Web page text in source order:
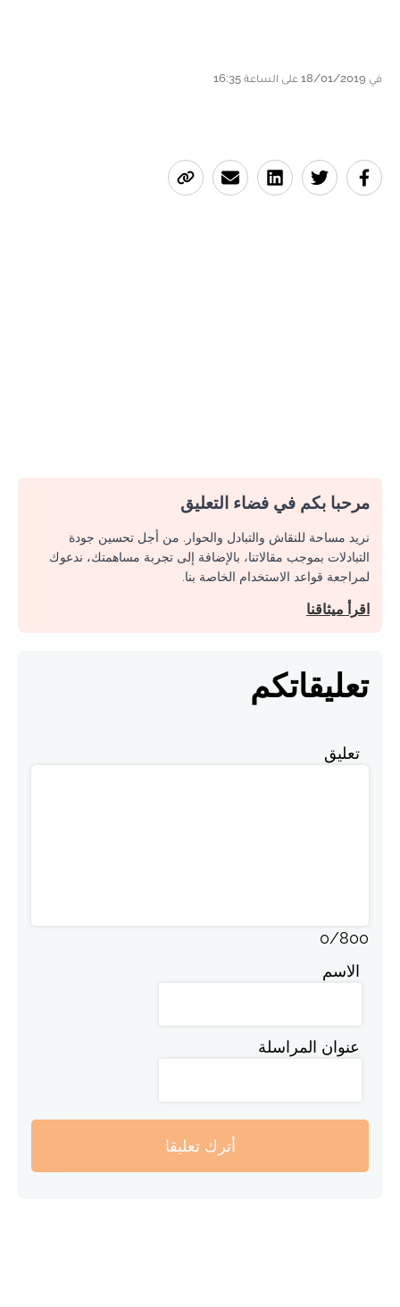
في 18/01/2019 على الساعة 16:35
مرحبا بكم في فضاء التعليق
نريد مساحة للنقاش والتبادل والحوار. من أجل تحسين جودة
التبادلات بموجب مقالاتنا، بالإضافة إلى تجربة مساهمتك، ندعوك
لمراجعة قواعد الاستخدام الخاصة بنا.
اقرأ ميثاقنا
تعليقاتكم
تعليق
0/800
الاسم
عنوان المراسلة
أترك تعليقا